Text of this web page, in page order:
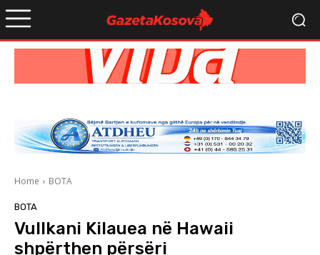
Home BOTA
BOTA
Vullkani Kilauea në Hawaii
shpërthen përsëri